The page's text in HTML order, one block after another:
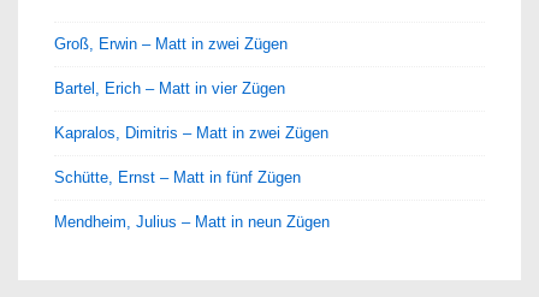
Groß, Erwin – Matt in zwei Zügen
Bartel, Erich – Matt in vier Zügen
Kapralos, Dimitris – Matt in zwei Zügen
Schütte, Ernst – Matt in fünf Zügen
Mendheim, Julius – Matt in neun Zügen